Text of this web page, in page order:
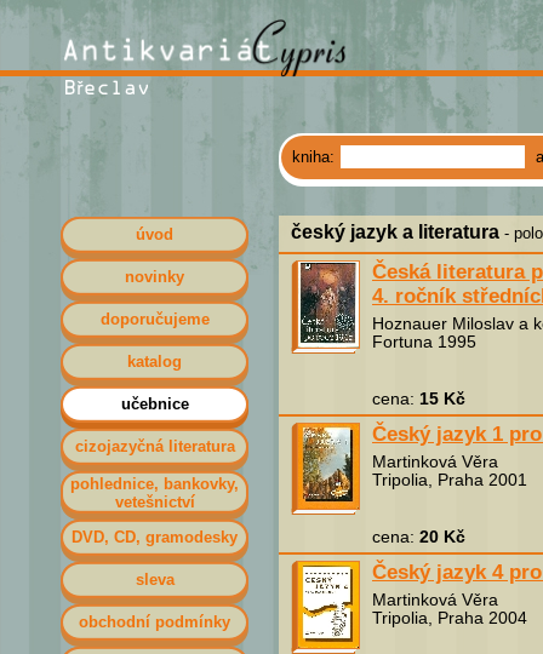
český jazyk a literatura -
Česká literatura
4. ročník
Hoznauer Miloslav a
Fortuna 1995
cena: 15 Kč
Český jazyk 1
Martinková Věra
Tripolia, Praha 2001
cena: 20 Kč
Český jazyk 4
Martinková Věra
Tripolia, Praha 2004
kniha:
úvod
novinky
doporučujeme
katalog
učebnice
cizojazyčná literatura
pohlednice, bankovky,
vetešnictví
DVD, CD, gramodesky
sleva
obchodní podmínky